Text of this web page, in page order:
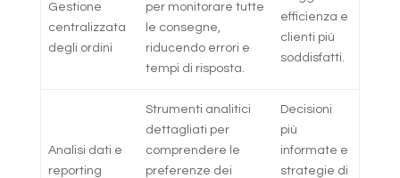
Gestione
centralizzata
degli ordini
per monitorare tutte
le consegne,
riducendo errori e
tempi di risposta.
efficienza e
clienti più
soddisfatti.
Analisi dati e
reporting
Strumenti analitici
dettagliati per
comprendere le
preferenze dei
Decisioni
più
informate e
strategie di